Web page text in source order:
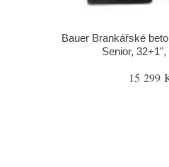
Bauer Brankářské
Senior,
15 299